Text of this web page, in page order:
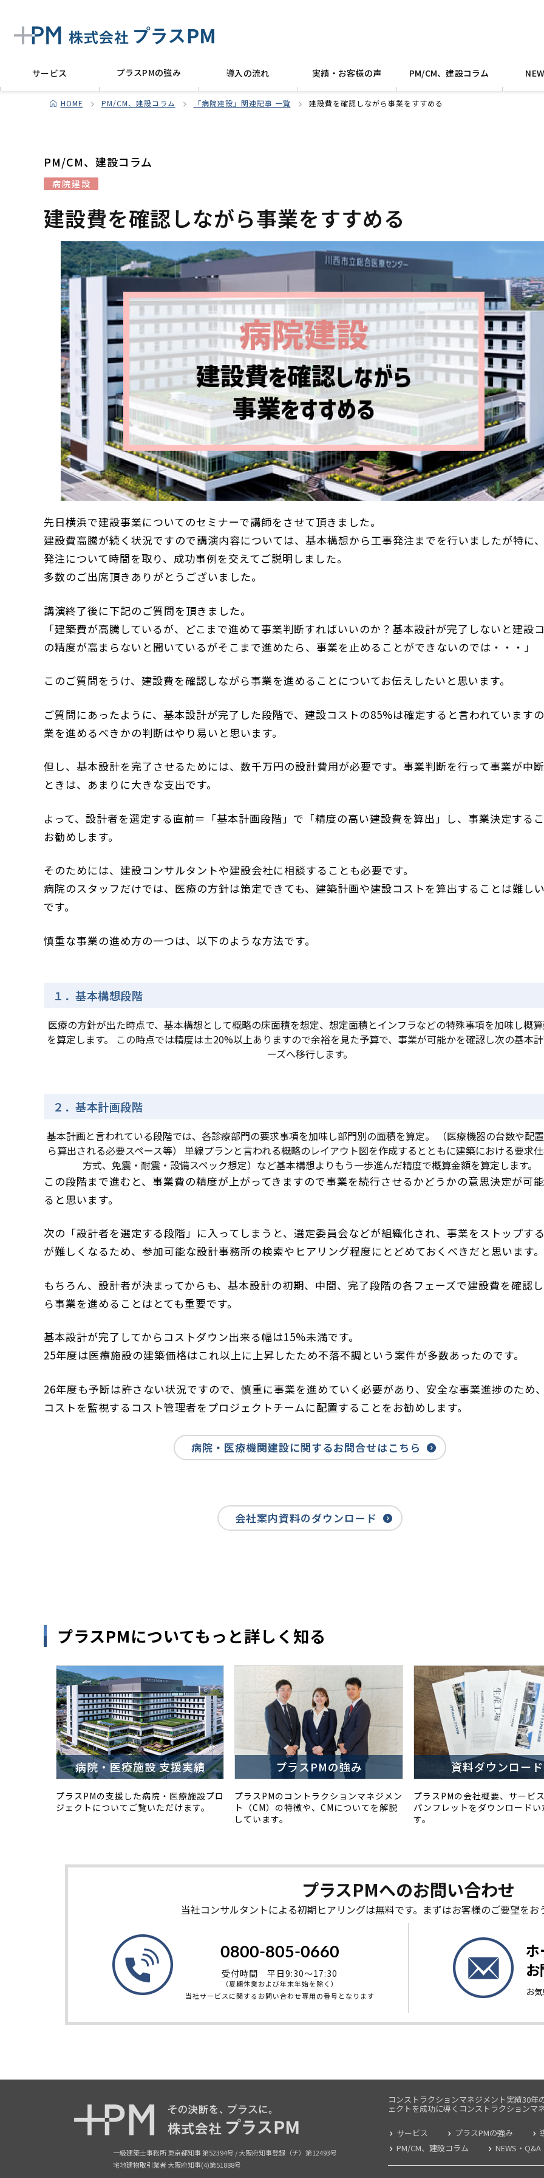
サービス プラスPMの強み 導入の流れ 実績・お客様の声 PM/CM、建設コラム
HOME PM/CM、建設コラム 「病院建設」関連記事 一覧 建設費を確認しながら事業をすすめる
PM/CM、建設コラム
病院建設
建設費を確認しながら事業をすすめる
先日横浜で建設事業についてのセミナーで講師をさせて頂きました。
建設費高騰が続く状況ですので講演内容については、基本構想から工事発注までを行いましたが特に
発注について時間を取り、成功事例を交えてご説明しました。
多数のご出席頂きありがとうございました。
講演終了後に下記のご質問を頂きました。
「建築費が高騰しているが、どこまで進めて事業判断すればいいのか？基本設計が完了しないと建設
の精度が高まらないと聞いているがそこまで進めたら、事業を止めることができないのでは・・・」
このご質問をうけ、建設費を確認しながら事業を進めることについてお伝えしたいと思います。
ご質問にあったように、基本設計が完了した段階で、建設コストの85%は確定すると言われています
業を進めるべきかの判断はやり易いと思います。
但し、基本設計を完了させるためには、数千万円の設計費用が必要です。事業判断を行って事業が中
ときは、あまりに大きな支出です。
よって、設計者を選定する直前＝「基本計画段階」で「精度の高い建設費を算出」し、事業決定する
お勧めします。
そのためには、建設コンサルタントや建設会社に相談することも必要です。
病院のスタッフだけでは、医療の方針は策定できても、建築計画や建設コストを算出することは難し
です。
慎重な事業の進め方の一つは、以下のような方法です。
１．基本構想段階
医療の方針が出た時点で、基本構想として概略の床面積を想定、想定面積とインフラなどの特殊事項を加味し概
を算定します。 この時点では精度は±20%以上ありますので余裕を見た予算で、事業が可能かを確認し次の基本
ーズへ移行します。
２．基本計画段階
基本計画と言われている段階では、各診療部門の要求事項を加味し部門別の面積を算定。 （医療機器の台数や配
ら算出される必要スペース等） 単線プランと言われる概略のレイアウト図を作成するとともに建築における要求
方式、免震・耐震・設備スペック想定）など基本構想よりもう一歩進んだ精度で概算金額を算定します。
この段階まで進むと、事業費の精度が上がってきますので事業を続行させるかどうかの意思決定が可
ると思います。
次の「設計者を選定する段階」に入ってしまうと、選定委員会などが組織化され、事業をストップす
が難しくなるため、参加可能な設計事務所の検索やヒアリング程度にとどめておくべきだと思います。
もちろん、設計者が決まってからも、基本設計の初期、中間、完了段階の各フェーズで建設費を確認
ら事業を進めることはとても重要です。
基本設計が完了してからコストダウン出来る幅は15%未満です。
25年度は医療施設の建築価格はこれ以上に上昇したため不落不調という案件が多数あったのです。
26年度も予断は許さない状況ですので、慎重に事業を進めていく必要があり、安全な事業進捗のため
コストを監視するコスト管理者をプロジェクトチームに配置することをお勧めします。
病院・医療機関建設に関するお問合せはこちら
会社案内資料のダウンロード
プラスPMについてもっと詳しく知る
病院・医療施設 支援実績
プラスPMの支援した病院・医療施設プロ
ジェクトについてご覧いただけます。
プラスPMの強み
プラスPMのコントラクションマネジメン
ト（CM）の特徴や、CMについてを解説
しています。
資料ダウンロード
プラスPMの会社概要、サービ
パンフレットをダウンロード
す。
プラスPMへのお問い合わせ
当社コンサルタントによる初期ヒアリングは無料です。まずはお客様のご要望をお
0800-805-0660
受付時間 平日9:30～17:30
（夏期休業および年末年始を除く）
当社サービスに関するお問い合わせ専用の番号となります
お
一級建築士事務所 東京都知事 第52394号 /大阪府知事登録（チ）第12493号
宅地建物取引業者 大阪府知事(4)第51888号
コンストラクションマネジメント実績30
ェクトを成功に導くコンストラクションマ
サービス プラスPMの強み
PM/CM、建設コラム
NEWS・Q&A